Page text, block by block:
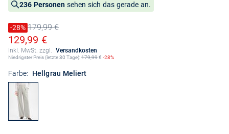
236 Personen sehen sich das gerade an.
Preis reduziert um
-28%
Alter Preis179,99 €
Ermäßigter Preis
129,99 €
Inkl. MwSt. zzgl. Versandkosten
Niedrigster Preis (letzte 30 Tage):179,99€ -28%
Farbe: Hellgrau Meliert